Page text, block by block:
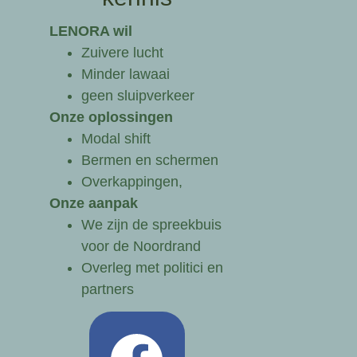
LENORA wil
Zuivere lucht
Minder lawaai
geen sluipverkeer
Onze oplossingen
Modal shift
Bermen en schermen
Overkappingen,
Onze aanpak
We zijn de spreekbuis
voor de Noordrand
Overleg met politici en
partners